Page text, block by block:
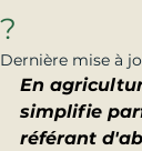
?
Dernière mise à
En
simplifie
référant